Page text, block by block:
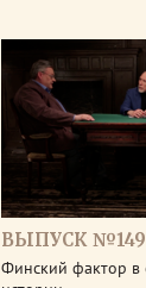
ВЫПУСК №149
Финский фактор в